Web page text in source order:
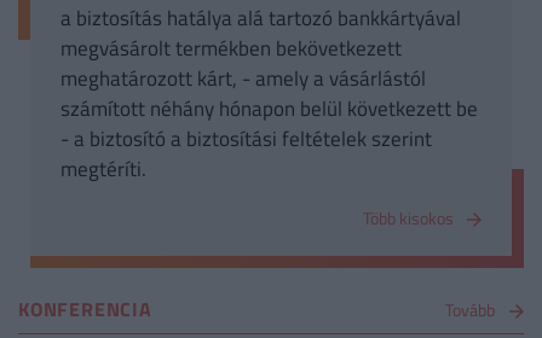
a biztosítás hatálya alá tartozó bankkártyával
megvásárolt termékben bekövetkezett
meghatározott kárt, - amely a vásárlástól
számított néhány hónapon belül következett be
- a biztosító a biztosítási feltételek szerint
megtéríti.
Több kisokos
KONFERENCIA Tovább